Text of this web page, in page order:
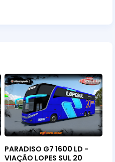
PARADISO G7 1600 LD -
VIAÇÃO LOPES SUL 20